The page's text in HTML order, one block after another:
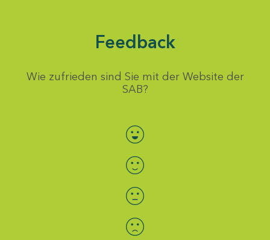
Feedback
Wie zufrieden sind Sie mit der Website der
SAB?
Bewertung auswählen